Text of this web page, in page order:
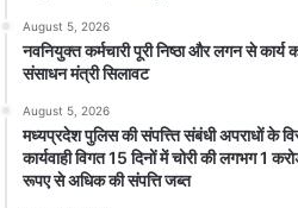
August 5, 2026
नवनियुक्त कर्मचारी पूरी निष्ठा और लगन से
संसाधन मंत्री सिलावट
August 5, 2026
मध्यप्रदेश पुलिस की संपत्त्ति संबंधी अपराधों के
कार्यवाही विगत 15 दिनों में चोरी की लगभग 1
रूपए से अधिक की संपत्ति जब्‍त